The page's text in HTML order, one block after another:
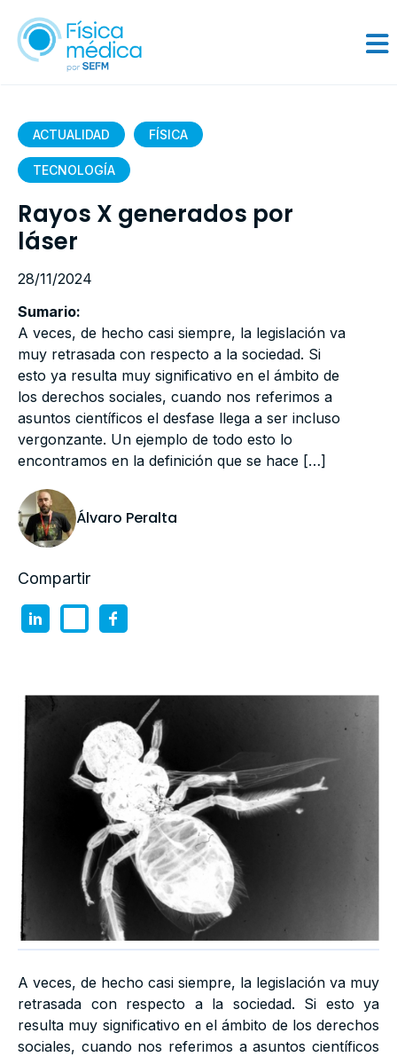
ACTUALIDAD FÍSICA
TECNOLOGÍA
Rayos X generados por
láser
28/11/2024
Sumario:
A veces, de hecho casi siempre, la legislación va
muy retrasada con respecto a la sociedad. Si
esto ya resulta muy significativo en el ámbito de
los derechos sociales, cuando nos referimos a
asuntos científicos el desfase llega a ser incluso
vergonzante. Un ejemplo de todo esto lo
encontramos en la definición que se hace […]
Álvaro Peralta
Compartir
A veces, de hecho casi siempre, la legislación va muy
retrasada con respecto a la sociedad. Si esto ya
resulta muy significativo en el ámbito de los derechos
sociales, cuando nos referimos a asuntos científicos